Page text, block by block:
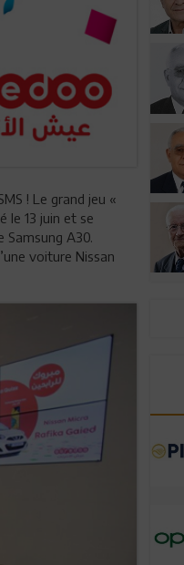
! Le grand jeu «
le 13 juin et se
Samsung A30.
voiture Nissan